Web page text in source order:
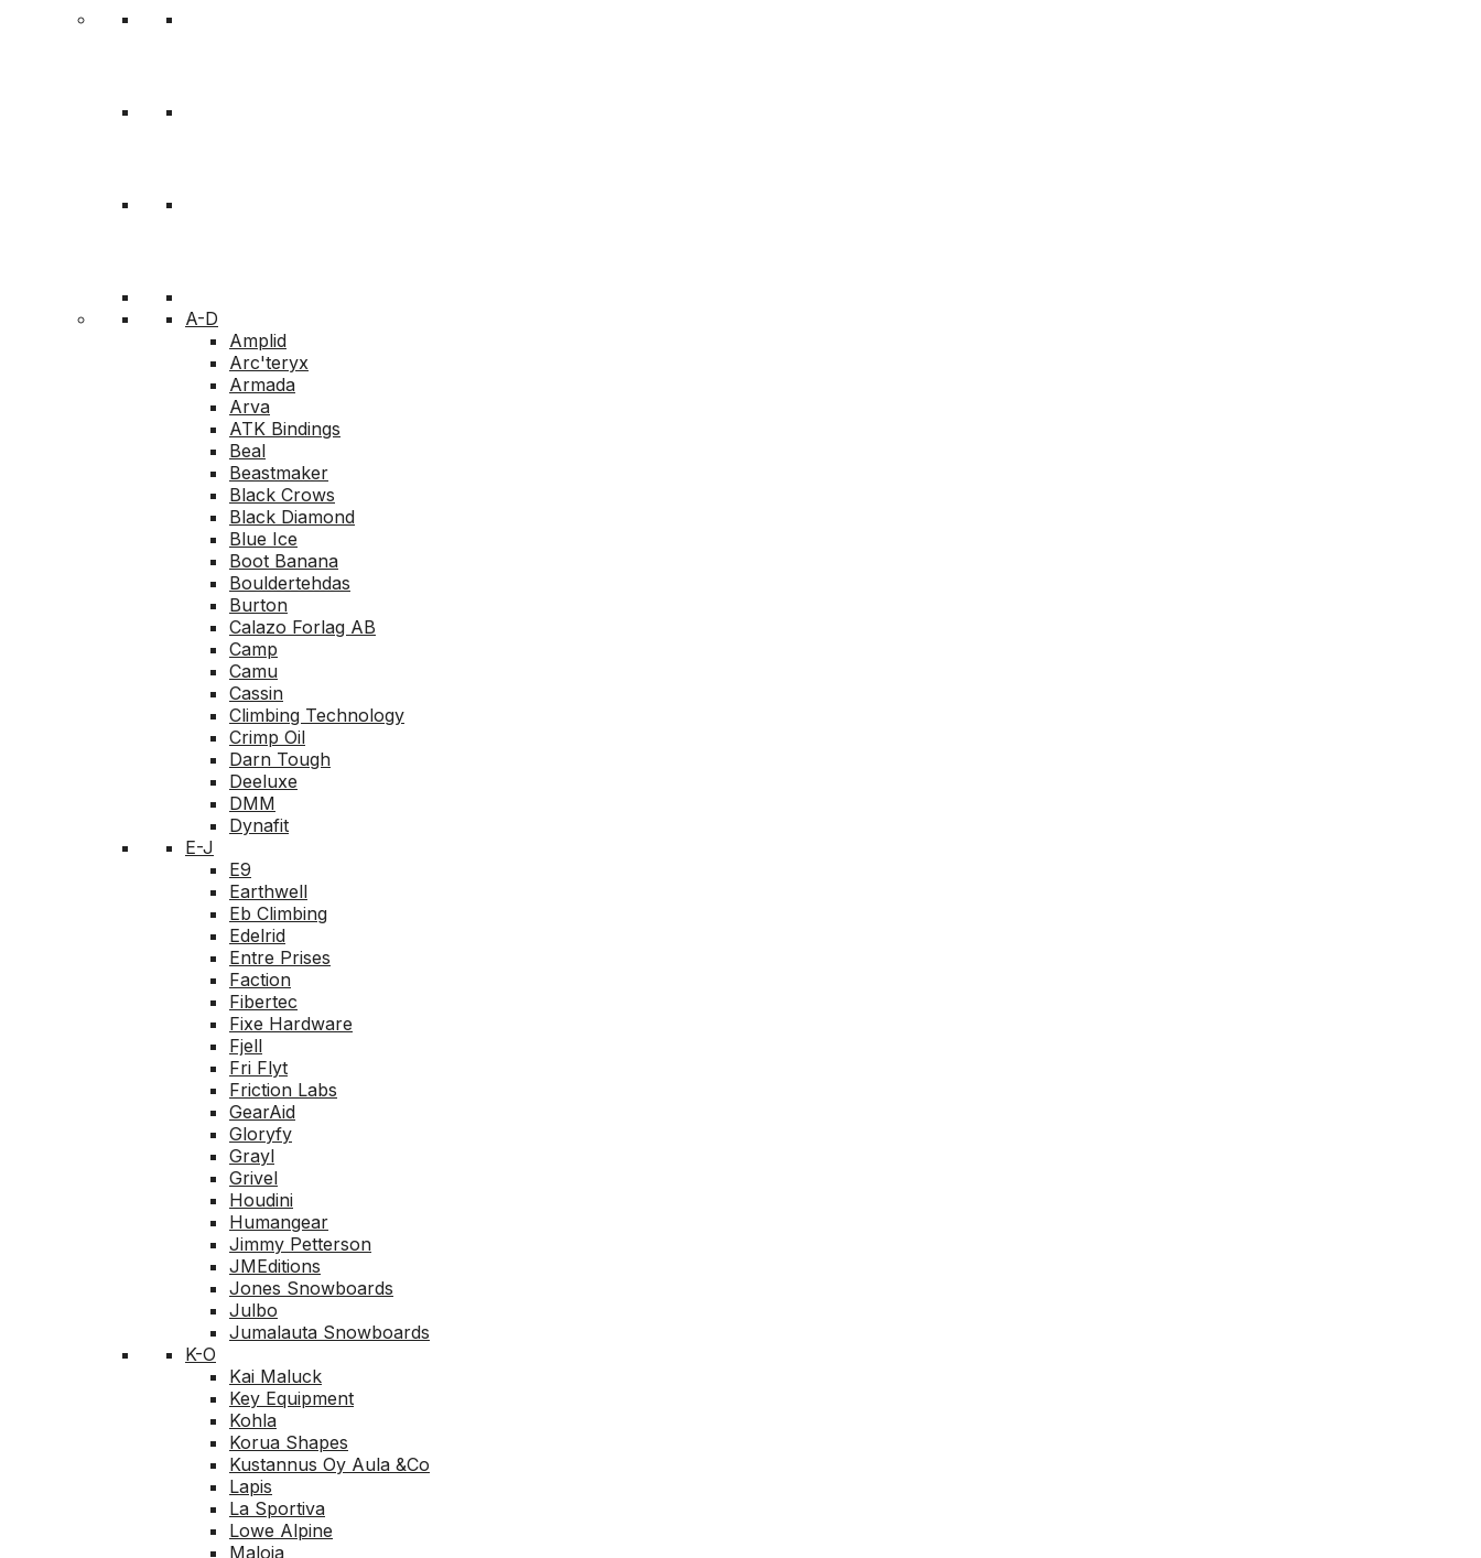
A-D
Amplid
Arc'teryx
Armada
Arva
ATK Bindings
Beal
Beastmaker
Black Crows
Black Diamond
Blue Ice
Boot Banana
Bouldertehdas
Burton
Calazo Forlag AB
Camp
Camu
Cassin
Climbing Technology
Crimp Oil
Darn Tough
Deeluxe
DMM
Dynafit
E-J
E9
Earthwell
Eb Climbing
Edelrid
Entre Prises
Faction
Fibertec
Fixe Hardware
Fjell
Fri Flyt
Friction Labs
GearAid
Gloryfy
Grayl
Grivel
Houdini
Humangear
Jimmy Petterson
JMEditions
Jones Snowboards
Julbo
Jumalauta Snowboards
K-O
Kai Maluck
Key Equipment
Kohla
Korua Shapes
Kustannus Oy Aula &Co
Lapis
La Sportiva
Lowe Alpine
Maloja